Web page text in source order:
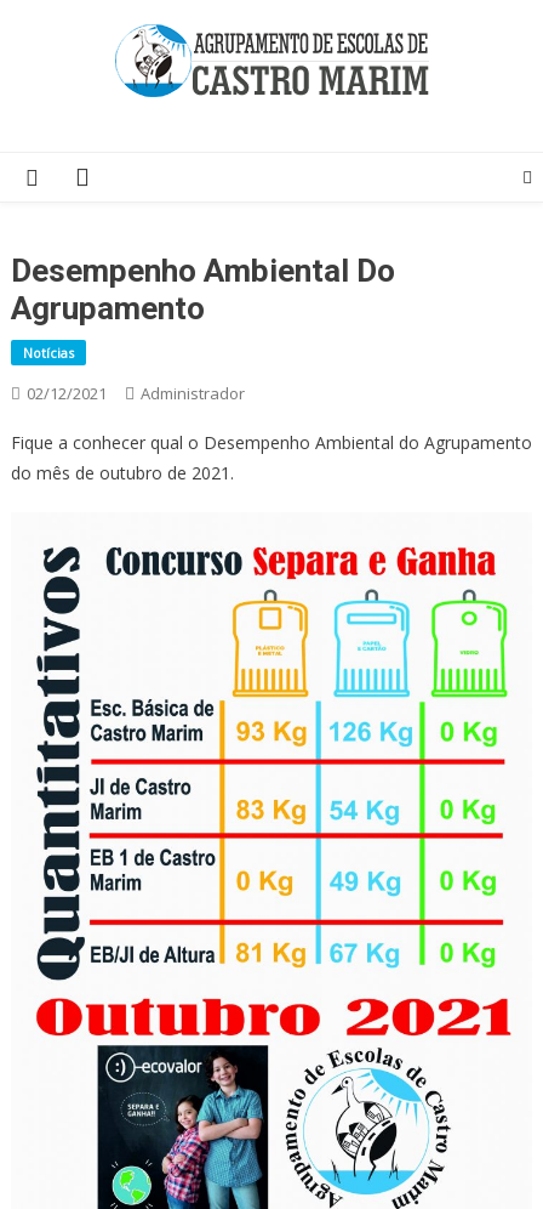
Desempenho Ambiental Do
Agrupamento
Notícias
02/12/2021 Administrador
Fique a conhecer qual o Desempenho Ambiental do Agrupamento
do mês de outubro de 2021.